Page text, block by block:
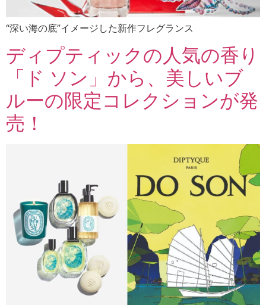
“深い海の底”イメージした新作フレグランス
ディプティックの人気の香り
「ド ソン」から、美しいブ
ルーの限定コレクションが発
売！